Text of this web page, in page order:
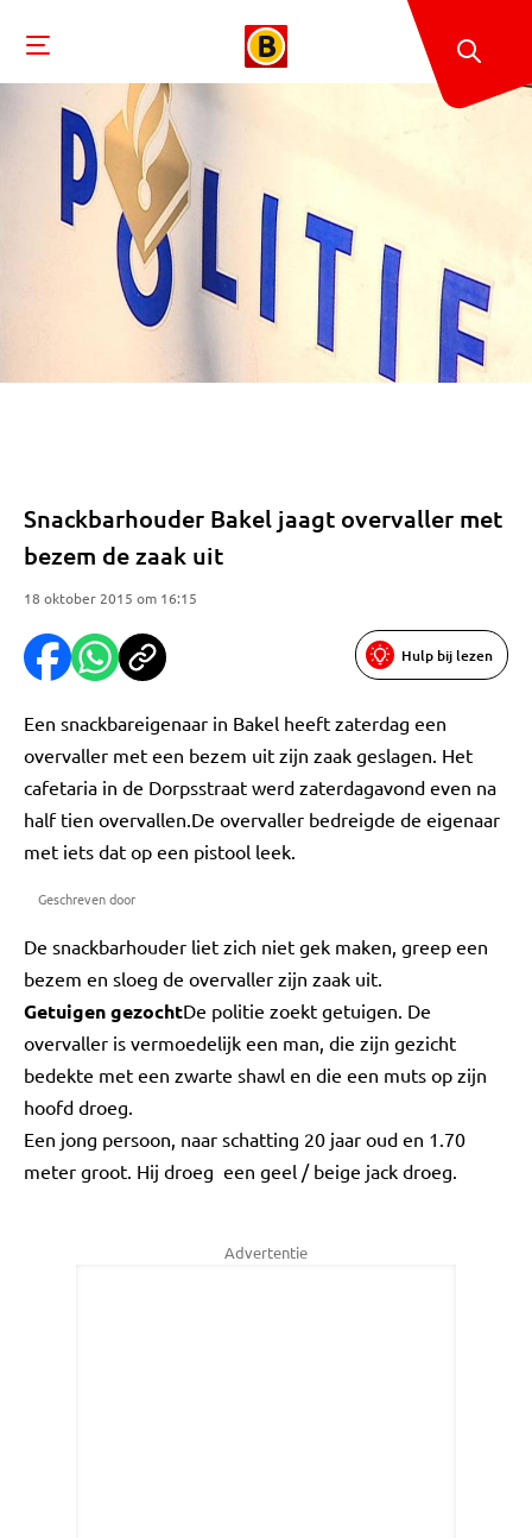
Snackbarhouder Bakel jaagt overvaller met
bezem de zaak uit
18 oktober 2015 om 16:15
Hulp bij lezen
Een snackbareigenaar in Bakel heeft zaterdag een
overvaller met een bezem uit zijn zaak geslagen. Het
cafetaria in de Dorpsstraat werd zaterdagavond even na
half tien overvallen.De overvaller bedreigde de eigenaar
met iets dat op een pistool leek.
Geschreven door
De snackbarhouder liet zich niet gek maken, greep een
bezem en sloeg de overvaller zijn zaak uit.
Getuigen gezochtDe politie zoekt getuigen. De
overvaller is vermoedelijk een man, die zijn gezicht
bedekte met een zwarte shawl en die een muts op zijn
hoofd droeg.
Een jong persoon, naar schatting 20 jaar oud en 1.70
meter groot. Hij droeg een geel / beige jack droeg.
Advertentie